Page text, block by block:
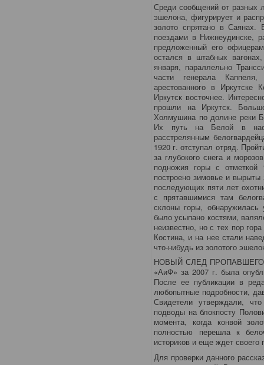
Среди сообщений от разных
эшелона, фигурирует и
золото спрятано в
поездами в Нижнеудинске,
предложенный его
остался в штабных
января, параллельно
части генерала Каппеля,
арестованного в
Иркутск восточнее.
прошли на Иркутск.
Холмушина по долине реки
Их путь на Белой в
расстрелянным
1920 г. отступал отряд.
за глубокого снега и
подножия горы с
построено зимовье и
последующих пяти лет
с прятавшимися там
склоны горы,
было усыпано костями,
неизвестно, но с тех пор
Костина, и на нее стали
что-нибудь из золотого
НОВЫЙ СЛЕД ПРОПАВШЕГО
«АиФ» за 2007 г. была
После ее публикации в
любопытные подробности,
Свидетели утверждали,
подводы на блокпосту
момента, когда конвой
полностью перешла к
историков и еще ждет своего
Для проверки данного